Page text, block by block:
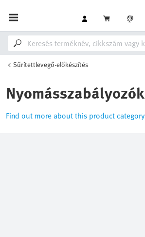
Sűrítettlevegő-előkészítés
Nyomásszabályozók
Find out more about this product category